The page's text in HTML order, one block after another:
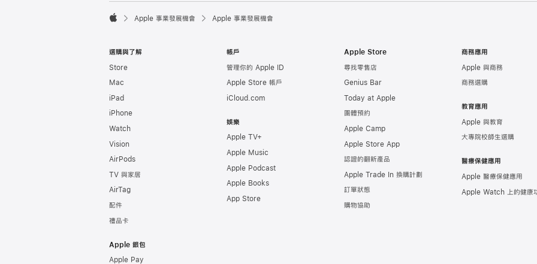

Apple 事業發展機會 Apple 事業發展機會
選購與了解
Store
Mac
iPad
iPhone
Watch
Vision
AirPods
TV 與家居
AirTag
配件
禮品卡
Apple 銀包
Apple Pay
帳戶
管理你的 Apple ID
Apple Store 帳戶
iCloud.com
娛樂
Apple TV+
Apple Music
Apple Podcast
Apple Books
App Store
Apple Store
尋找零售店
Genius Bar
Today at Apple
團體預約
Apple Camp
Apple Store App
認證的翻新產品
Apple Trade In 換購計劃
訂單狀態
購物協助
商務應用
Apple 與商務
商務選購
教育應用
Apple 與教育
大專院校師生選購
醫療保健應用
Apple 醫療保健應用
Apple Watch 上的健康